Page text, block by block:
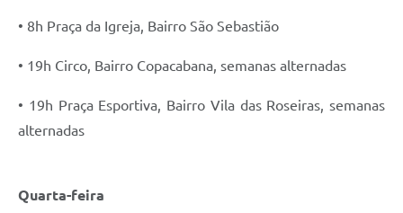
• 8h Praça da Igreja, Bairro São Sebastião
• 19h Circo, Bairro Copacabana, semanas alternadas
• 19h Praça Esportiva, Bairro Vila das Roseiras, semanas
alternadas
Quarta-feira